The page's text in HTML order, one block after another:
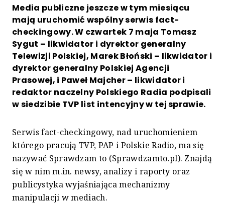
Media publiczne jeszcze w tym miesiącu
mają uruchomić wspólny serwis fact-
checkingowy. W czwartek 7 maja Tomasz
Sygut – likwidator i dyrektor generalny
Telewizji Polskiej, Marek Błoński – likwidator i
dyrektor generalny Polskiej Agencji
Prasowej, i Paweł Majcher – likwidator i
redaktor naczelny Polskiego Radia podpisali
w siedzibie TVP list intencyjny w tej sprawie.
Serwis fact-checkingowy, nad uruchomieniem
którego pracują TVP, PAP i Polskie Radio, ma się
nazywać Sprawdzam to (Sprawdzamto.pl). Znajdą
się w nim m.in. newsy, analizy i raporty oraz
publicystyka wyjaśniająca mechanizmy
manipulacji w mediach.